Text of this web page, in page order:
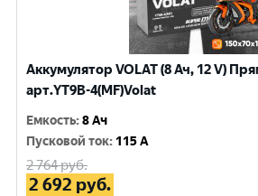
Аккумулятор VOLAT (8 Ач, 12 V)
арт.YT9B-4(MF)Volat
Емкость:8 Ач
Пусковой ток: 115 A
2 764руб.
2 692 руб.